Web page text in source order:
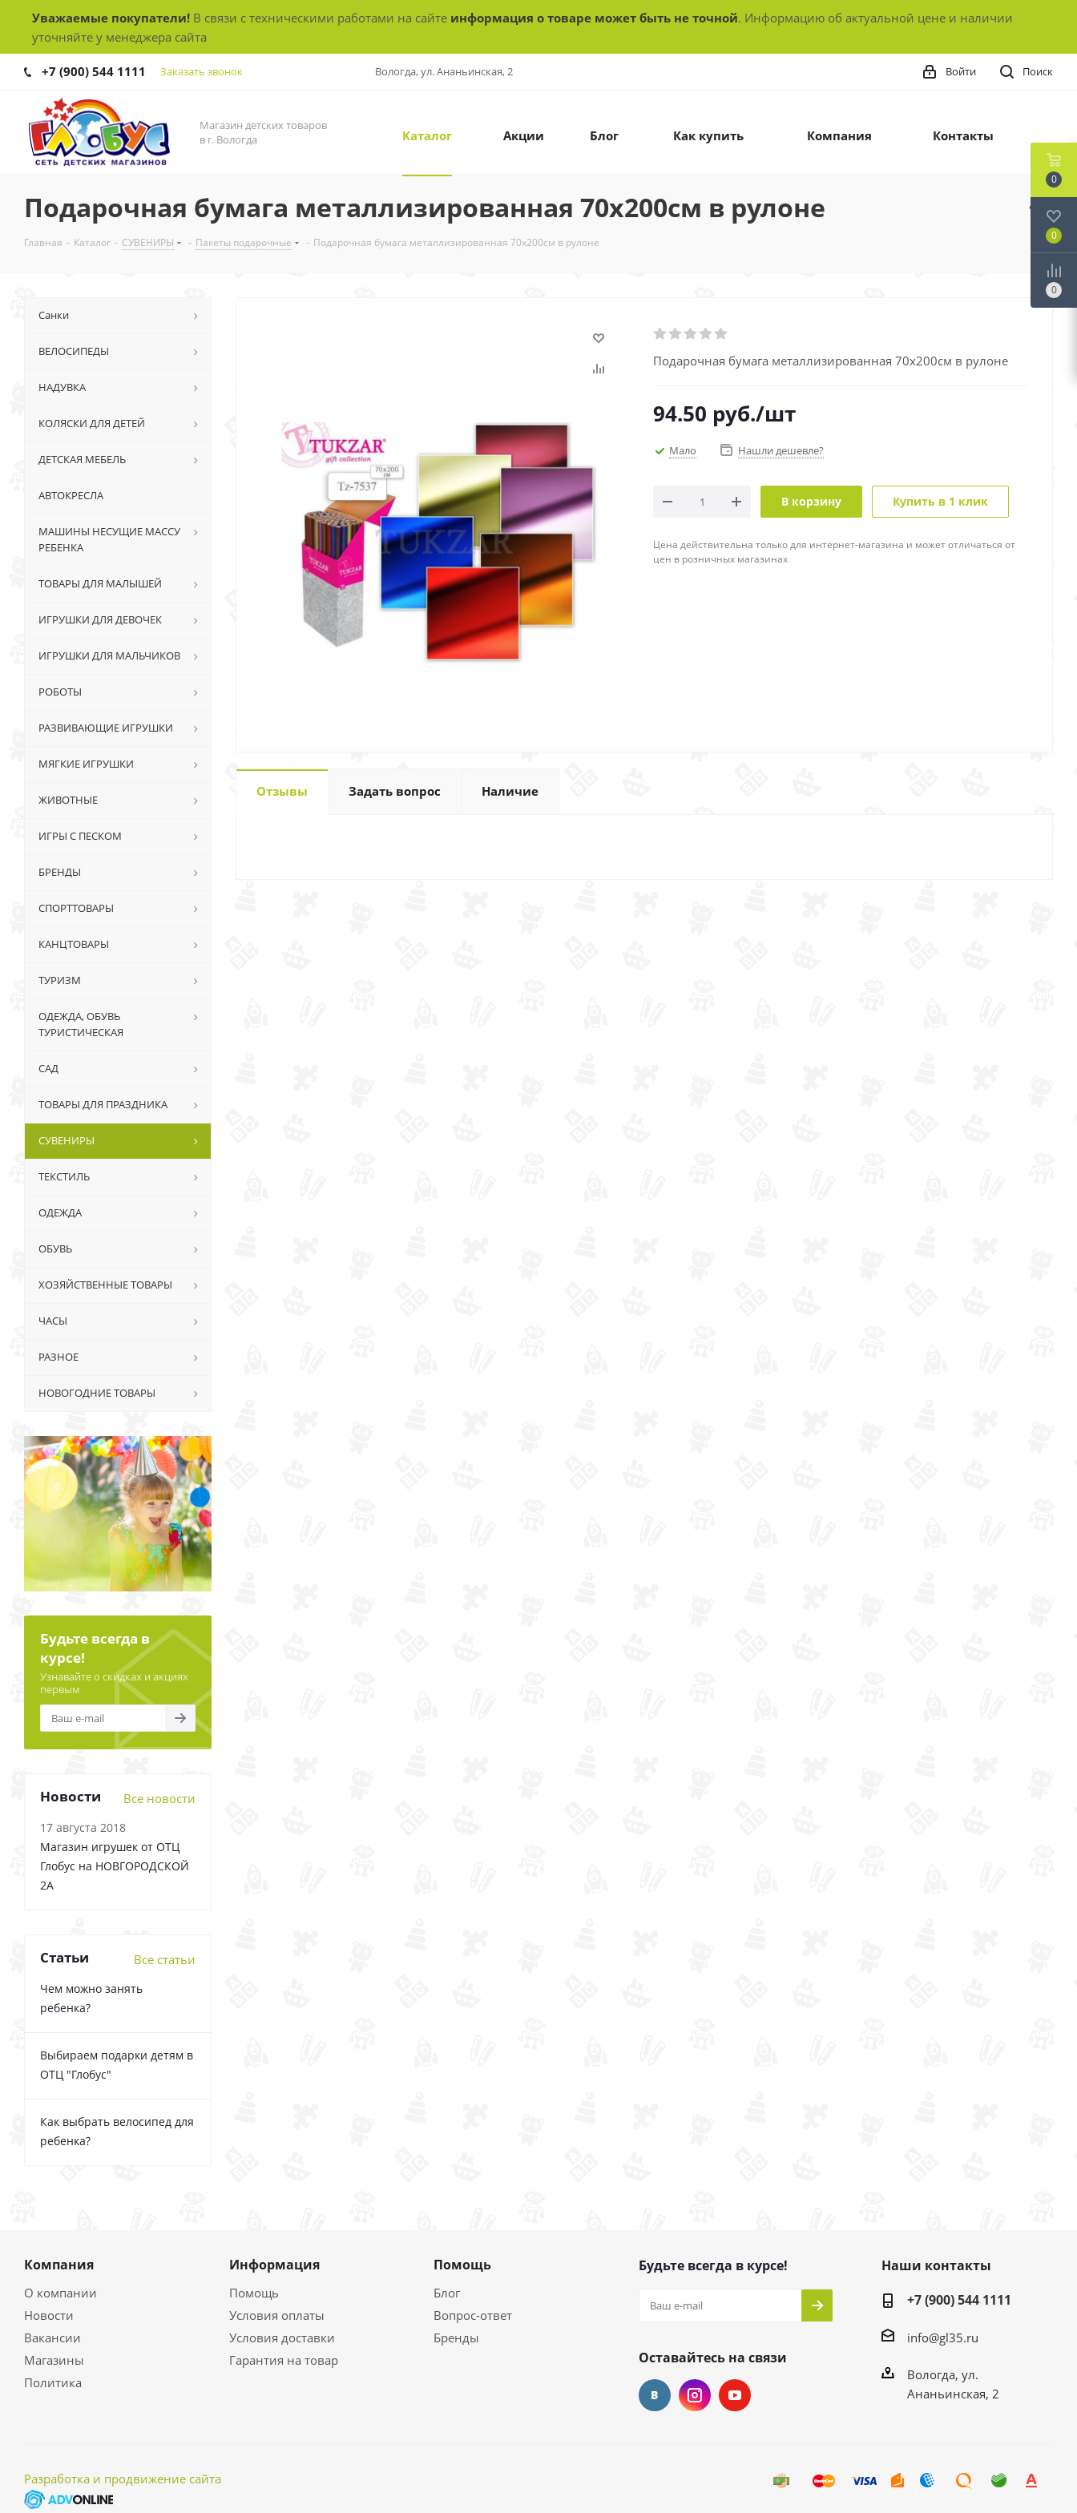
Уважаемые покупатели! В связи с техническими работами на сайте информация о товаре может быть не точной. Информацию об актуальной цене и наличии
уточняйте у менеджера сайта
+7 (900) 544 1111 Заказать звонок Вологда, ул. Ананьинская, 2 Поиск
Войти
Магазин детских товаров
в г. Вологда
Каталог Акции Блог Как купить Компания Контакты
Подарочная бумага металлизированная 70х200см в рулоне
Главная - Каталог - СУВЕНИРЫ - Пакеты подарочные - Подарочная бумага металлизированная 70х200см в рулоне
Подарочная бумага металлизированная 70х200см в рулоне
94.50 руб./шт
Мало Нашли дешевле?
В корзину Купить в 1 клик
Цена действительна только для интернет-магазина и может отличаться от
цен в розничных магазинах
Отзывы Задать вопрос Наличие
Санки
ВЕЛОСИПЕДЫ
НАДУВКА
КОЛЯСКИ ДЛЯ ДЕТЕЙ
ДЕТСКАЯ МЕБЕЛЬ
АВТОКРЕСЛА
МАШИНЫ НЕСУЩИЕ МАССУ
РЕБЕНКА
ТОВАРЫ ДЛЯ МАЛЫШЕЙ
ИГРУШКИ ДЛЯ ДЕВОЧЕК
ИГРУШКИ ДЛЯ МАЛЬЧИКОВ
РОБОТЫ
РАЗВИВАЮЩИЕ ИГРУШКИ
МЯГКИЕ ИГРУШКИ
ЖИВОТНЫЕ
ИГРЫ С ПЕСКОМ
БРЕНДЫ
СПОРТТОВАРЫ
КАНЦТОВАРЫ
ТУРИЗМ
ОДЕЖДА, ОБУВЬ
ТУРИСТИЧЕСКАЯ
САД
ТОВАРЫ ДЛЯ ПРАЗДНИКА
СУВЕНИРЫ
ТЕКСТИЛЬ
ОДЕЖДА
ОБУВЬ
ХОЗЯЙСТВЕННЫЕ ТОВАРЫ
ЧАСЫ
РАЗНОЕ
НОВОГОДНИЕ ТОВАРЫ
Будьте всегда в
курсе!
Узнавайте о скидках и акциях
первым
Новости Все новости
17 августа 2018
Магазин игрушек от ОТЦ
Глобус на НОВГОРОДСКОЙ
2А
Статьи Все статьи
Чем можно занять
ребенка?
Выбираем подарки детям в
ОТЦ "Глобус"
Как выбрать велосипед для
ребенка?
Компания
О компании
Новости
Вакансии
Магазины
Политика
Информация
Помощь
Условия оплаты
Условия доставки
Гарантия на товар
Помощь
Блог
Вопрос-ответ
Бренды
Будьте всегда в курсе!
Оставайтесь на связи
Наши контакты
+7 (900) 544 1111
info@gl35.ru
Вологда, ул.
Ананьинская, 2
Разработка и продвижение сайта
0
0
0